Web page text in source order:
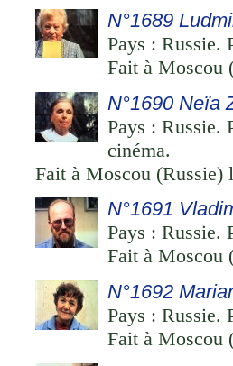
N°1689
Pays : Russie.
Fait à Moscou
N°1690 Neïa
Pays : Russie.
cinéma.
Fait à Moscou (Russie)
N°1691
Pays : Russie.
Fait à Moscou
N°1692
Pays : Russie.
Fait à Moscou